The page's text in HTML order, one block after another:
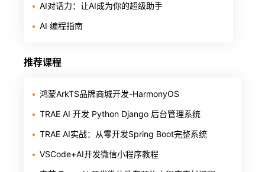
AI对话力：让AI成为你的超级助手
AI 编程指南
推荐课程
鸿蒙ArkTS品牌商城开发-HarmonyOS
TRAE AI 开发 Python Django 后台管理系统
TRAE AI实战：从零开发Spring Boot完整系统
VSCode+AI开发微信小程序教程